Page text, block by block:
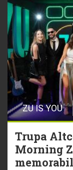
21 Iulie
Dă
cu Hitul
20 Iulie
Episod
Christian
20 Iulie
ZU IS YOU
Trupa
Morning
memorabil